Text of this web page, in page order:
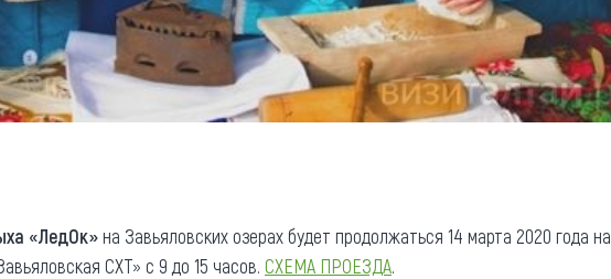
«ЛедОк»на Завьяловских озерах будет продолжаться 14 марта 2020 года на
СХТ» с 9 до 15 часов. СХЕМА ПРОЕЗДА.